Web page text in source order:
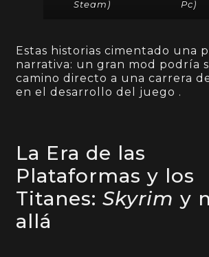
Steam ) Pc)
Estas historias cimentado una
narrativa: un gran mod podría
camino directo a una carrera
en el desarrollo del juego .
La Era de las
Plataformas y los
Titanes:Skyrim y
allá